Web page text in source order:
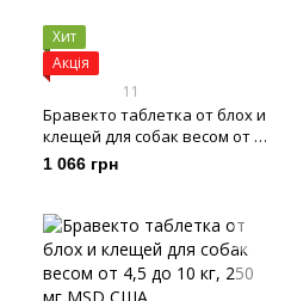
Хит
Акція
11
Бравекто таблетка от блох и
клещей для собак весом от 2
до 4,5 кг, 112,5 мг
1 066 грн